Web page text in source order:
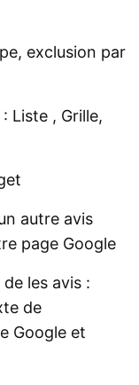
exclusion par
Liste , Grille,
autre avis
page Google
les avis :
de
Google et